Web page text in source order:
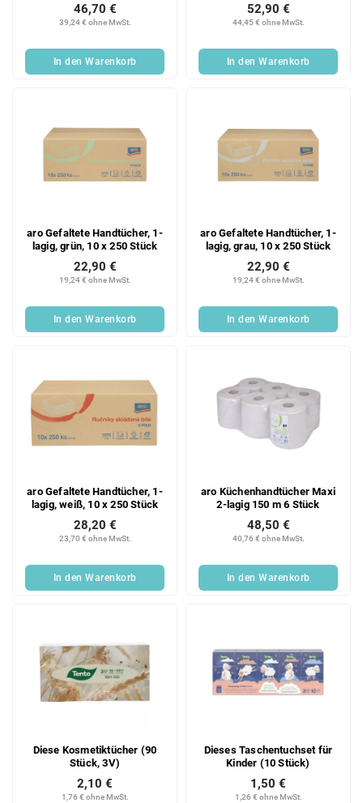
39,24 € ohne MwSt.
46,70 €
In den Warenkorb
44,45 € ohne MwSt.
52,90 €
In den Warenkorb
aro Gefaltete Handtücher, 1-
lagig, grün, 10 x 250 Stück
19,24 € ohne MwSt.
22,90 €
In den Warenkorb
aro Gefaltete Handtücher, 1-
lagig, grau, 10 x 250 Stück
19,24 € ohne MwSt.
22,90 €
In den Warenkorb
aro Gefaltete Handtücher, 1-
lagig, weiß, 10 x 250 Stück
23,70 € ohne MwSt.
28,20 €
In den Warenkorb
aro Küchenhandtücher Maxi
2-lagig 150 m 6 Stück
40,76 € ohne MwSt.
48,50 €
In den Warenkorb
Diese Kosmetiktücher (90
Stück, 3V)
1,76 € ohne MwSt.
2,10 €
Dieses Taschentuchset für
Kinder (10 Stück)
1,26 € ohne MwSt.
1,50 €